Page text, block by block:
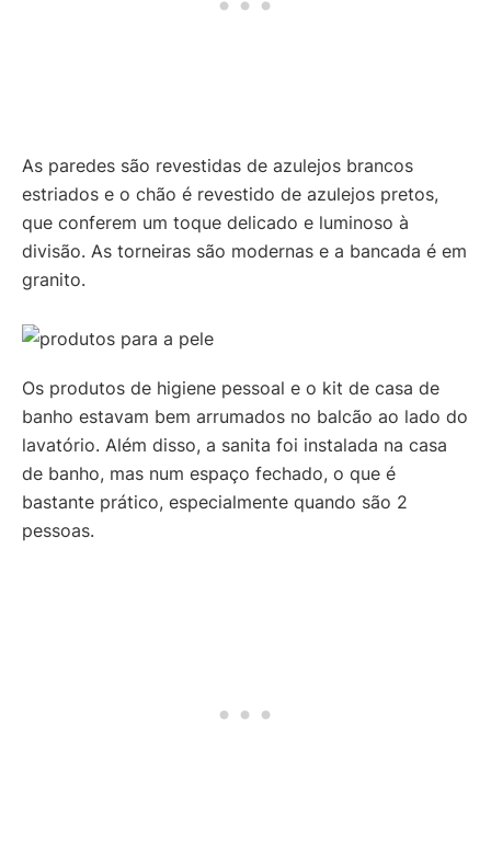
As paredes são revestidas de azulejos brancos
estriados e o chão é revestido de azulejos pretos,
que conferem um toque delicado e luminoso à
divisão. As torneiras são modernas e a bancada é em
granito.
Os produtos de higiene pessoal e o kit de casa de
banho estavam bem arrumados no balcão ao lado do
lavatório. Além disso, a sanita foi instalada na casa
de banho, mas num espaço fechado, o que é
bastante prático, especialmente quando são 2
pessoas.